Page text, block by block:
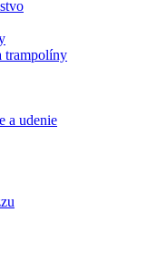
trampolíny
a udenie